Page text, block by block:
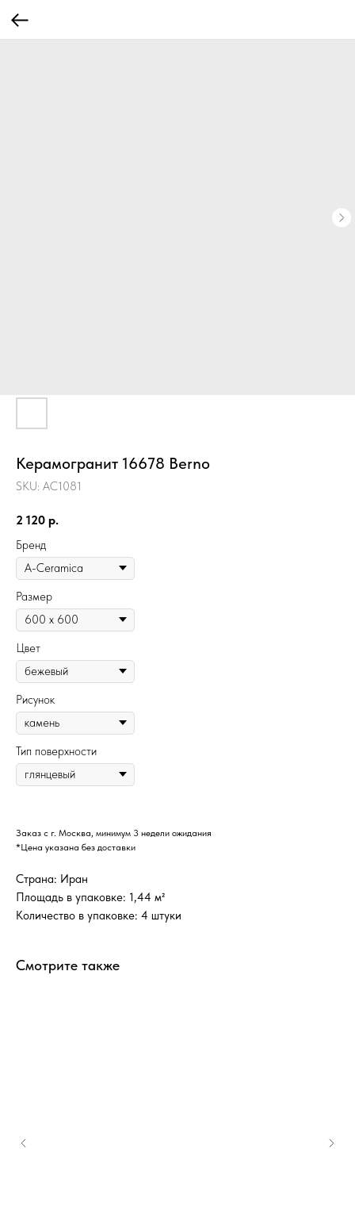
Керамогранит 16678 Berno
SKU: AC1081
2 120 р.
Бренд
Размер
Цвет
Рисунок
Тип поверхности
Заказ с г. Москва, минимум 3 недели ожидания
*Цена указана без доставки
Страна: Иран
Площадь в упаковке: 1,44 м²
Количество в упаковке: 4 штуки
Смотрите также